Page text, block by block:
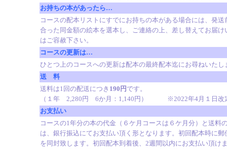
お持ちの本があったら…
コースの配本リストにすでにお持ちの本がある場合には、発
合った同金額の絵本を選本し、ご連絡の上、差し替えてお届
はご容赦下さい。
コースの更新は…
ひとつ上のコースへの更新は配本の最終配本迄にお尋ねいたし
送 料
送料は1回の配送につき 190 円 です。
（１年 2,280円 6か月：1,140円） ※2022年4月１日改
お支払い
コースの1年分の本の代金（６ケ月コースは６ケ月分）と送料
は、銀行振込にてお支払い頂く形となります。初回配本時に
を同封致します。初回配本到着後、2週間以内にお支払い頂け